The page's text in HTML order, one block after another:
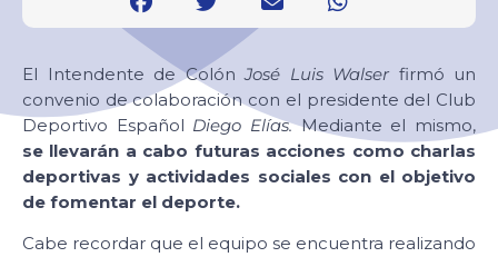
El Intendente de ColónJosé Luis Walserfirmó un
convenio de colaboración con el presidente del Club
Deportivo Español Diego Elías.Mediante el mismo,
se llevarán a cabo futuras acciones como charlas
deportivas y actividades sociales con el objetivo
de fomentar el deporte.
Cabe recordar que el equipo se encuentra realizando